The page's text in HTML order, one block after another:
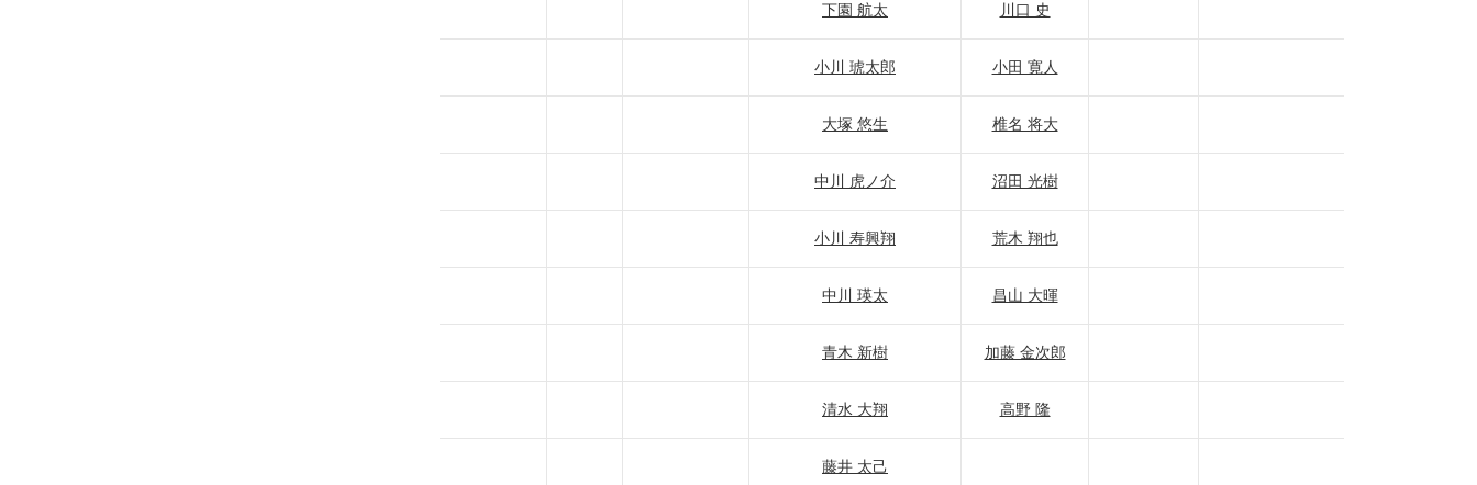
下園 航太 川口 史
小川 琥太郎 小田 寛人
大塚 悠生 椎名 将大
中川 虎ノ介 沼田 光樹
小川 寿興翔 荒木 翔也
中川 瑛太 昌山 大暉
青木 新樹 加藤 金次郎
清水 大翔 高野 隆
藤井 太己